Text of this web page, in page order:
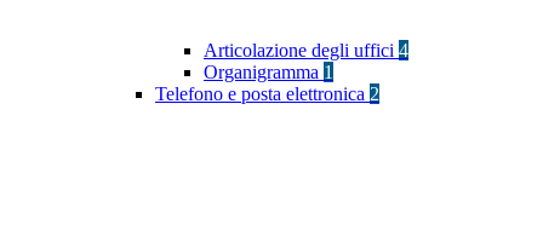
Articolazione degli uffici 4
Organigramma 1
Telefono e posta elettronica 2